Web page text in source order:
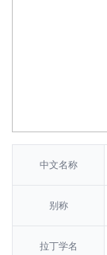
中文名称
别称
拉丁学名